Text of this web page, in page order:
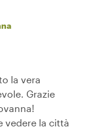
la vera
Grazie
vedere la città